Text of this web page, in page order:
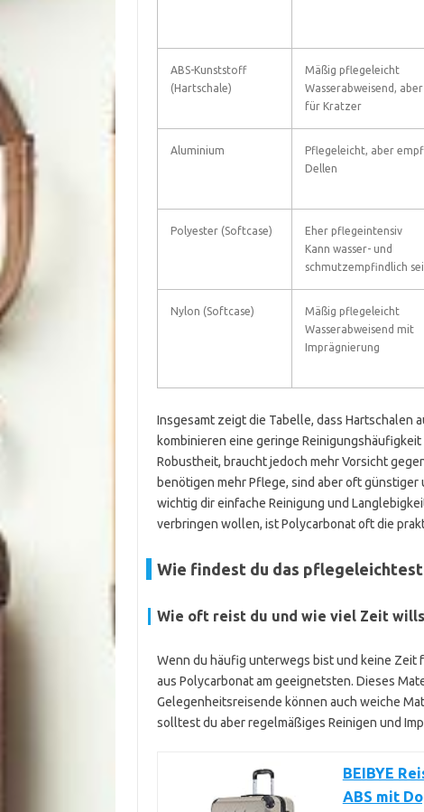
ABS-Kunststoff
(Hartschale)
Mäßig pflegeleicht
Wasserabweisend,
für Kratzer
Aluminium
Pflegeleicht, aber
Dellen
Polyester (Softcase)
Eher pflegeintensiv
Kann wasser- und
schmutzempfindlich
Nylon (Softcase)
Mäßig pflegeleicht
Wasserabweisend mit
Imprägnierung
Insgesamt zeigt die Tabelle, dass Hartschalen
kombinieren eine geringe
Robustheit, braucht jedoch mehr Vorsicht
benötigen mehr Pflege, sind aber oft
wichtig dir einfache Reinigung und
verbringen wollen, ist Polycarbonat oft die
Wie findest du das
Wie oft reist du und wie viel Zeit
Wenn du häufig unterwegs bist und keine Zeit
aus Polycarbonat am geeignetsten. Dieses
Gelegenheitsreisende können auch weiche
solltest du aber regelmäßiges Reinigen und
BEIBYE
ABS mit